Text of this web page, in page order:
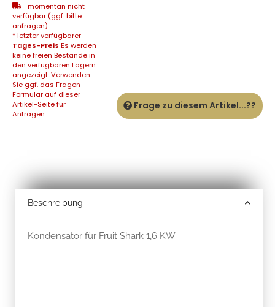
momentan nicht
verfügbar (ggf. bitte
anfragen)
* letzter verfügbarer
Tages-Preis Es werden
keine freien Bestände in
den verfügbaren Lägern
angezeigt. Verwenden
Sie ggf. das Fragen-
Formular auf dieser
Artikel-Seite für
Anfragen...
Frage zu diesem Artikel...??
Beschreibung
Kondensator für Fruit Shark 1,6 KW